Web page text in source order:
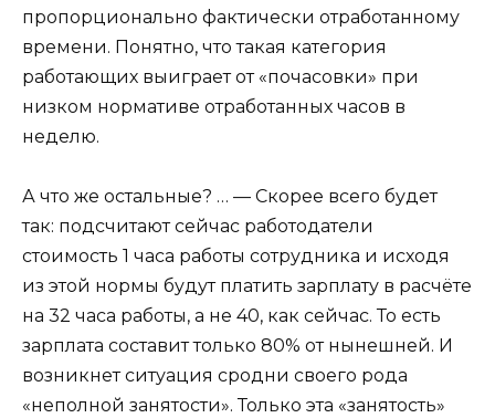
пропорционально фактически отработанному
времени. Понятно, что такая категория
работающих выиграет от «почасовки» при
низком нормативе отработанных часов в
неделю.
А что же остальные? … — Скорее всего будет
так: подсчитают сейчас работодатели
стоимость 1 часа работы сотрудника и исходя
из этой нормы будут платить зарплату в расчёте
на 32 часа работы, а не 40, как сейчас. То есть
зарплата составит только 80% от нынешней. И
возникнет ситуация сродни своего рода
«неполной занятости». Только эта «занятость»